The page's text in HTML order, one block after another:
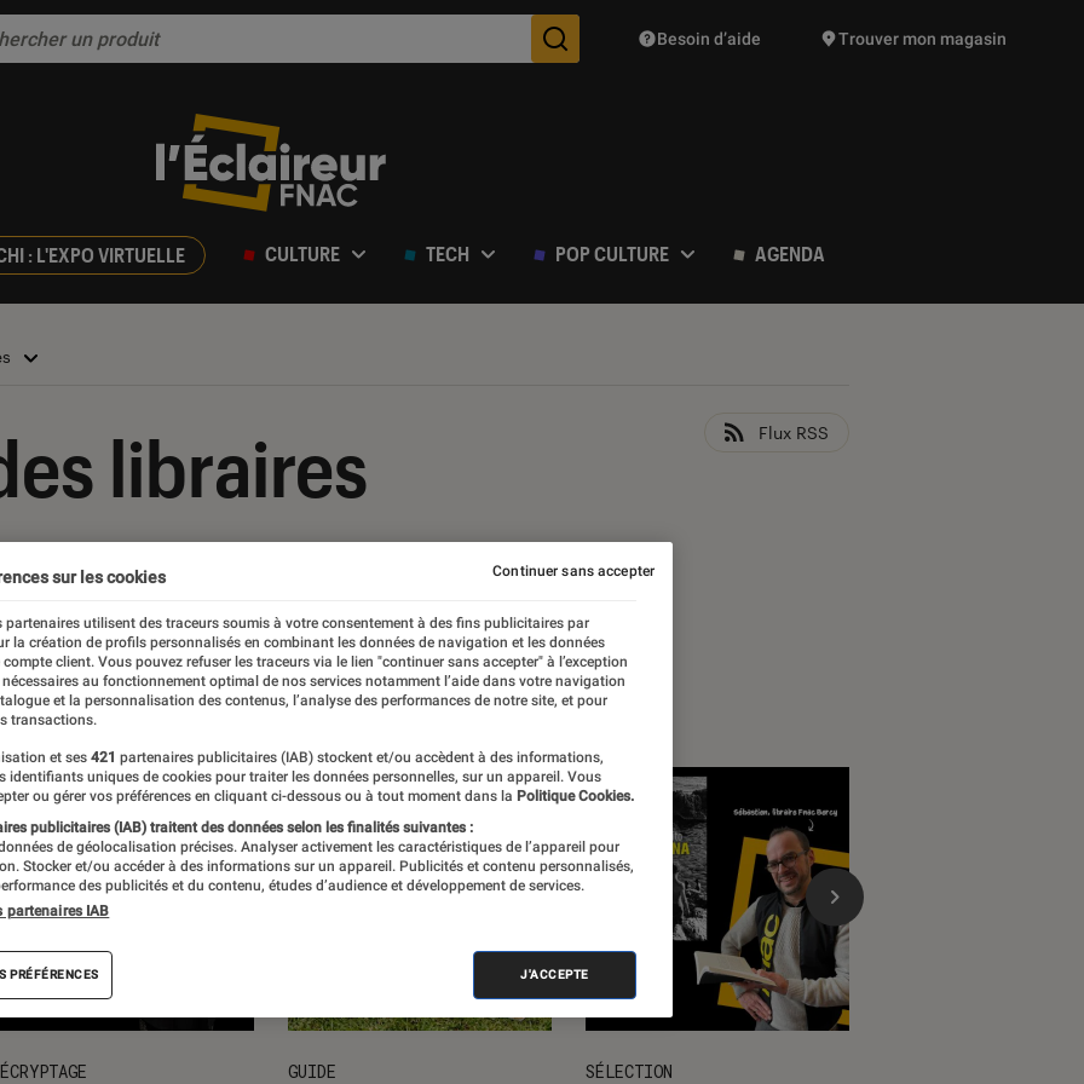
Des suggestions de produits vont vous être proposées
Besoin d’aide Trouver mon magasin
: L'EXPO VIRTUELLE CULTURE TECH POP CULTURE AGENDA
libraires Flux RSS
Loisirs & vie pratique
GUIDE SÉLECTION
sur les cookies
partenaires utilisent des traceurs soumis à votre consentement à des fins publicitaires par
la création de profils personnalisés en combinant les données de navigation et les données
compte client. Vous pouvez refuser les traceurs via le lien "continuer sans accepter" à l’exception
au fonctionnement optimal de nos services notamment l’aide dans votre navigation
et la personnalisation des contenus, l’analyse des performances de notre site, et pour
transactions.
et ses 421 partenaires publicitaires (IAB) stockent et/ou accèdent à des informations,
identifiants uniques de cookies pour traiter les données personnelles, sur un appareil. Vous
ou gérer vos préférences en cliquant ci-dessous ou à tout moment dans la Politique Cookies.
publicitaires (IAB) traitent des données selon les finalités suivantes :
de géolocalisation précises. Analyser activement les caractéristiques de l’appareil pour
Stocker et/ou accéder à des informations sur un appareil. Publicités et contenu personnalisés,
des publicités et du contenu, études d’audience et développement de services.
partenaires IAB
PRÉFÉRENCES J'ACCEPTE
Continuer sans accepter